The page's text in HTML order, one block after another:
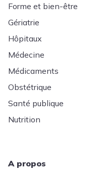
Forme et bien-être
Gériatrie
Hôpitaux
Médecine
Médicaments
Obstétrique
Santé publique
Nutrition
A propos